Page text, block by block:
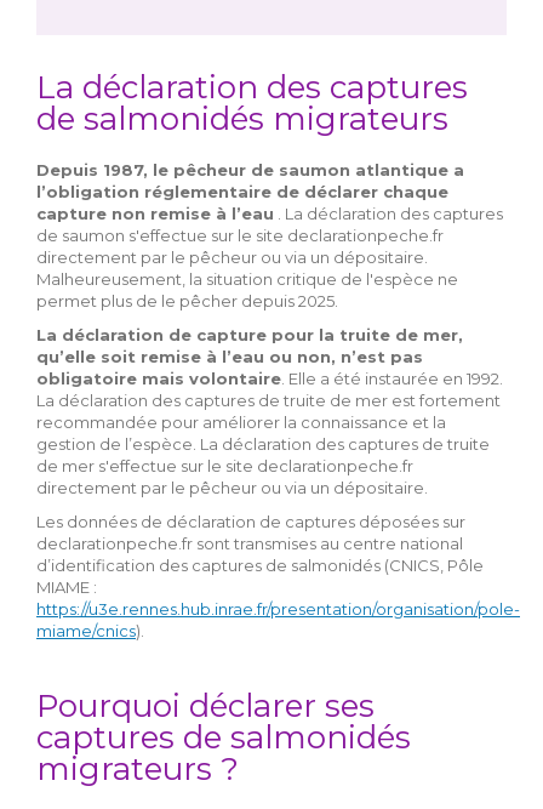
La déclaration des captures
de salmonidés migrateurs
Depuis 1987, le pêcheur de saumon atlantique a
l’obligation réglementaire de déclarer chaque
capture non remise à l’eau . La déclaration des captures
de saumon s'effectue sur le site declarationpeche.fr
directement par le pêcheur ou via un dépositaire.
Malheureusement, la situation critique de l'espèce ne
permet plus de le pêcher depuis 2025.
La déclaration de capture pour la truite de mer,
qu’elle soit remise à l’eau ou non, n’est pas
obligatoire mais volontaire. Elle a été instaurée en 1992.
La déclaration des captures de truite de mer est fortement
recommandée pour améliorer la connaissance et la
gestion de l’espèce. La déclaration des captures de truite
de mer s'effectue sur le site declarationpeche.fr
directement par le pêcheur ou via un dépositaire.
Les données de déclaration de captures déposées sur
declarationpeche.fr sont transmises au centre national
d’identification des captures de salmonidés (CNICS, Pôle
MIAME :
https://u3e.rennes.hub.inrae.fr/presentation/organisation/pole-
miame/cnics).
Pourquoi déclarer ses
captures de salmonidés
migrateurs ?